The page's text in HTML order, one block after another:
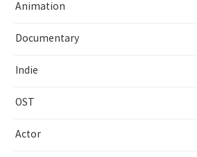
Animation
Documentary
Indie
OST
Actor